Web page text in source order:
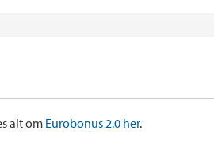
alt om Eurobonus 2.0 her.